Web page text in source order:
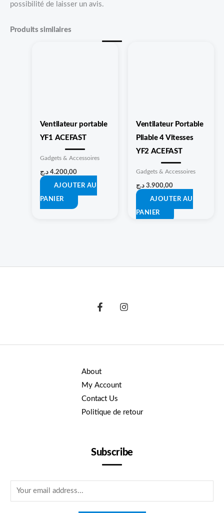
possibilité de laisser un avis.
Produits similaires
Ventilateur portable
YF1 ACEFAST
Gadgets & Accessoires
4.200,00 د.ج
AJOUTER AU
PANIER
Ventilateur Portable
Pliable 4 Vitesses
YF2 ACEFAST
Gadgets & Accessoires
3.900,00 د.ج
AJOUTER AU
PANIER
About
My Account
Contact Us
Politique de retour
Subscribe
m